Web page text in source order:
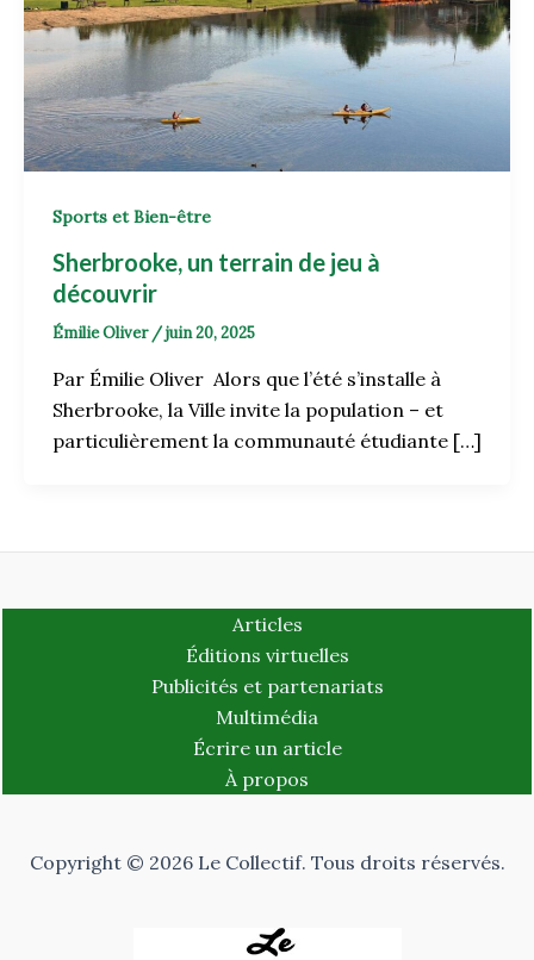
Sports et Bien-être
Sherbrooke, un terrain de jeu à
découvrir
Émilie Oliver /juin 20, 2025
Par Émilie Oliver Alors que l’été s’installe à
Sherbrooke, la Ville invite la population – et
particulièrement la communauté étudiante […]
Articles
Éditions virtuelles
Publicités et partenariats
Multimédia
Écrire un article
À propos
Copyright © 2026 Le Collectif. Tous droits réservés.